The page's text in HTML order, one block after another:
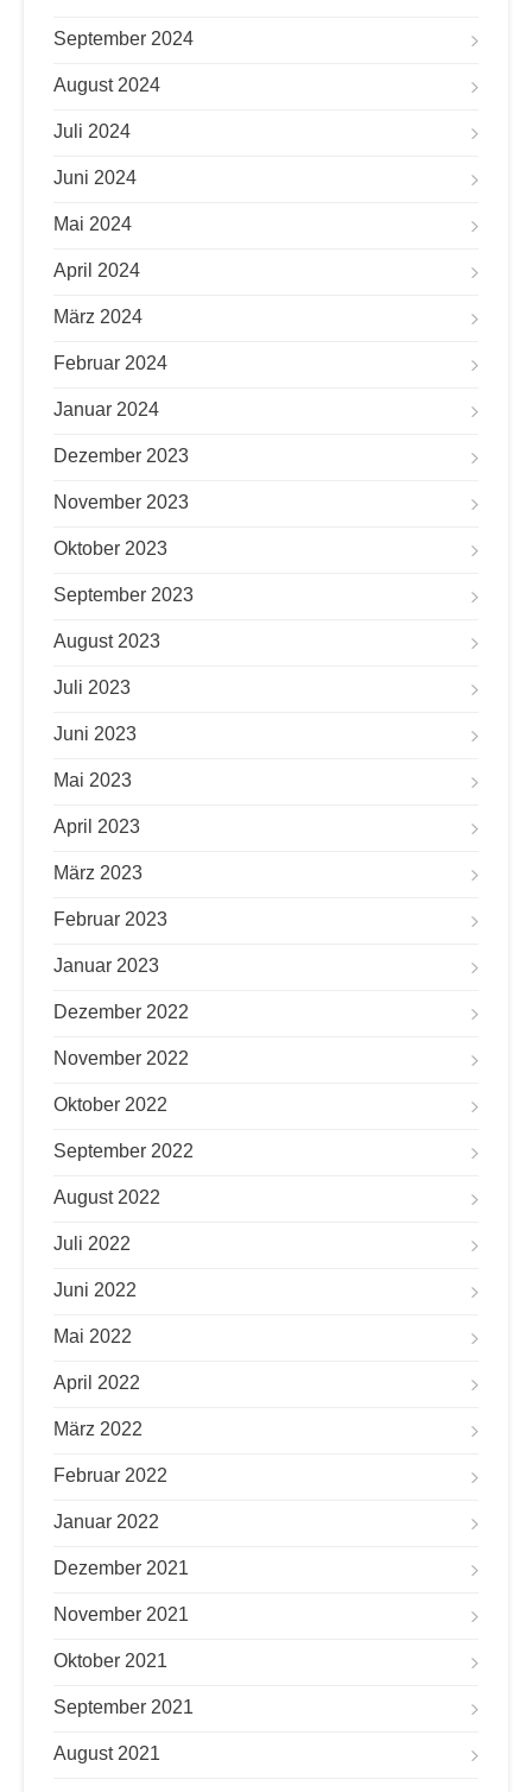
September 2024
August 2024
Juli 2024
Juni 2024
Mai 2024
April 2024
März 2024
Februar 2024
Januar 2024
Dezember 2023
November 2023
Oktober 2023
September 2023
August 2023
Juli 2023
Juni 2023
Mai 2023
April 2023
März 2023
Februar 2023
Januar 2023
Dezember 2022
November 2022
Oktober 2022
September 2022
August 2022
Juli 2022
Juni 2022
Mai 2022
April 2022
März 2022
Februar 2022
Januar 2022
Dezember 2021
November 2021
Oktober 2021
September 2021
August 2021